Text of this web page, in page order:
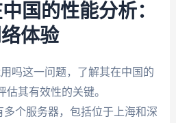
国的性能分析：
体验
吗这一问题，了解其在中国的
其有效性的关键。
个服务器，包括位于上海和深